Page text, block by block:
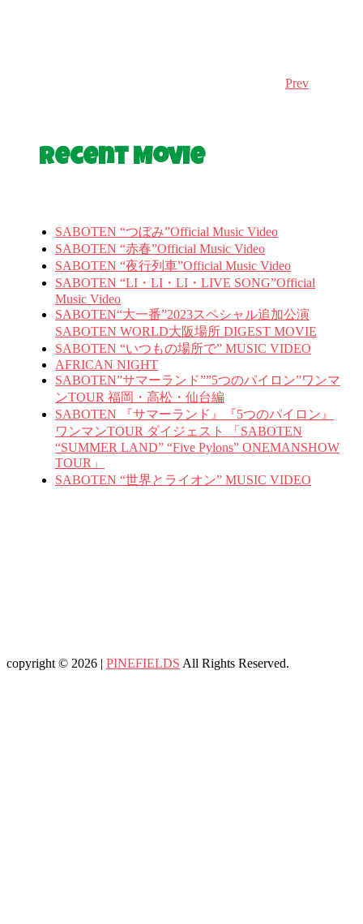
Prev
Recent Movie
SABOTEN “つぼみ”Official Music Video
SABOTEN “赤春”Official Music Video
SABOTEN “夜行列車”Official Music Video
SABOTEN “LI・LI・LI・LIVE SONG”Official
Music Video
SABOTEN“大一番”2023スペシャル追加公演
SABOTEN WORLD大阪場所 DIGEST MOVIE
SABOTEN “いつもの場所で” MUSIC VIDEO
AFRICAN NIGHT
SABOTEN”サマーランド””5つのパイロン”ワンマ
ンTOUR 福岡・高松・仙台編
SABOTEN 『サマーランド』『5つのパイロン』
ワンマンTOUR ダイジェスト 「SABOTEN
“SUMMER LAND” “Five Pylons” ONEMANSHOW
TOUR」
SABOTEN “世界とライオン” MUSIC VIDEO
copyright © 2026 | PINEFIELDS All Rights Reserved.